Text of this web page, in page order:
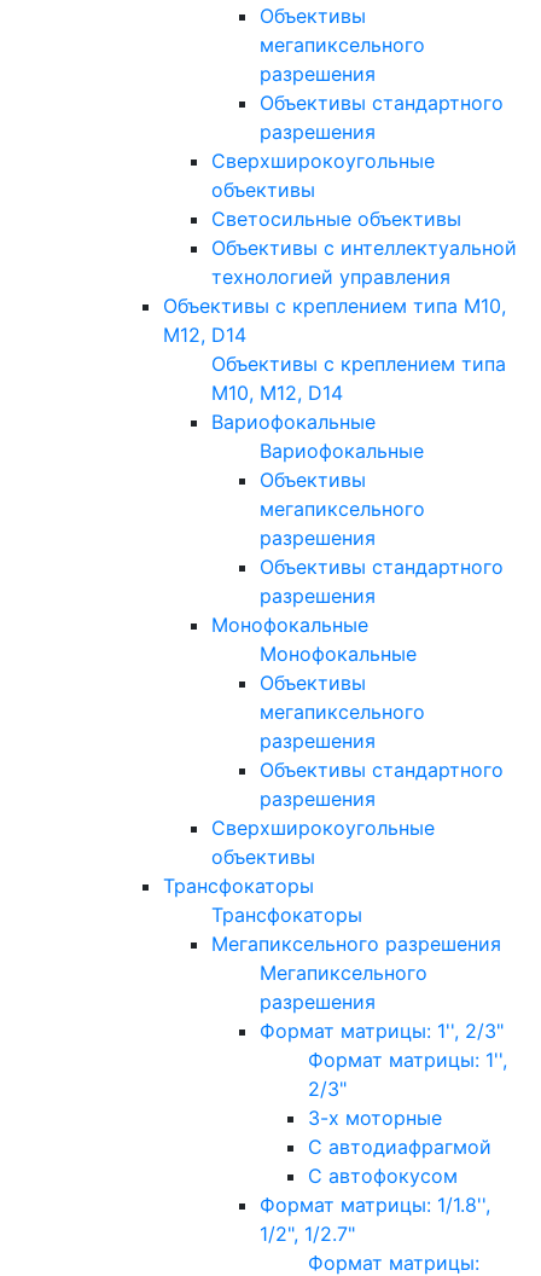
Объективы
мегапиксельного
разрешения
Объективы стандартного
разрешения
Сверхширокоугольные
объективы
Светосильные объективы
Объективы с интеллектуальной
технологией управления
Объективы с креплением типа M10,
M12, D14
Объективы с креплением типа
M10, M12, D14
Вариофокальные
Вариофокальные
Объективы
мегапиксельного
разрешения
Объективы стандартного
разрешения
Монофокальные
Монофокальные
Объективы
мегапиксельного
разрешения
Объективы стандартного
разрешения
Сверхширокоугольные
объективы
Трансфокаторы
Трансфокаторы
Мегапиксельного разрешения
Мегапиксельного
разрешения
Формат матрицы: 1'', 2/3"
Формат матрицы: 1'',
2/3"
3-х моторные
С автодиафрагмой
С автофокусом
Формат матрицы: 1/1.8'',
1/2", 1/2.7"
Формат матрицы: